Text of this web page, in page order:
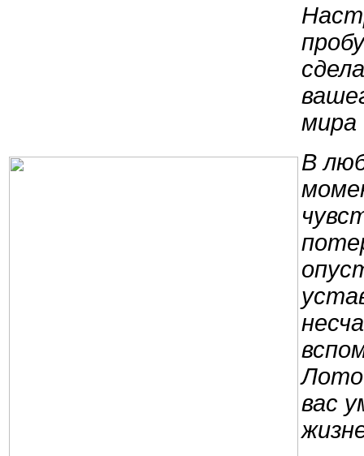
мира
В
вас